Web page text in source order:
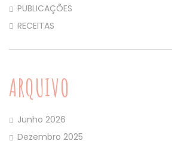
PUBLICAÇÕES
RECEITAS
ARQUIVO
Junho 2026
Dezembro 2025